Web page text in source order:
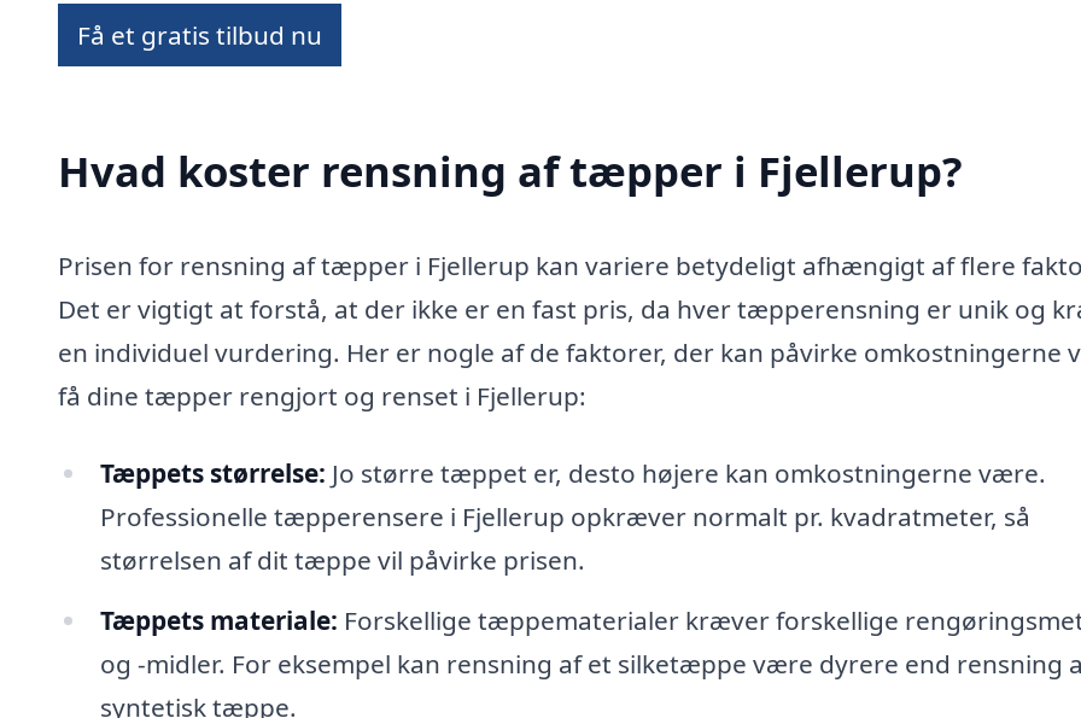
Få et gratis tilbud nu
Hvad koster rensning af tæpper i Fjellerup?
Prisen for rensning af tæpper i Fjellerup kan variere betydeligt afhængigt af flere
Det er vigtigt at forstå, at der ikke er en fast pris, da hver tæpperensning er unik og
en individuel vurdering. Her er nogle af de faktorer, der kan påvirke omkostningerne
få dine tæpper rengjort og renset i Fjellerup:
Tæppets størrelse: Jo større tæppet er, desto højere kan omkostningerne være.
Professionelle tæpperensere i Fjellerup opkræver normalt pr. kvadratmeter, så
størrelsen af dit tæppe vil påvirke prisen.
Tæppets materiale: Forskellige tæppematerialer kræver forskellige
og -midler. For eksempel kan rensning af et silketæppe være dyrere end rensning
syntetisk tæppe.